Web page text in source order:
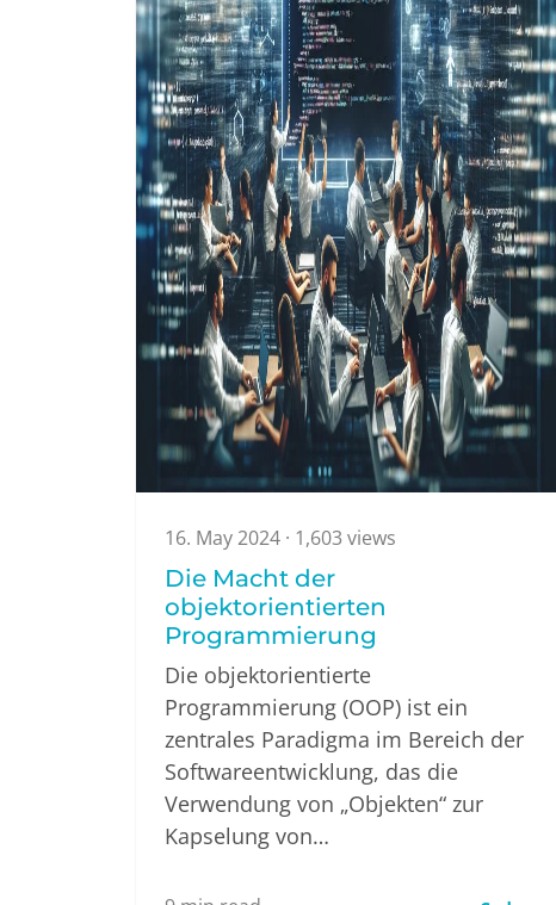
16. May 2024 · 1,603 views
Die Macht der
objektorientierten
Programmierung
Die objektorientierte
Programmierung (OOP) ist ein
zentrales Paradigma im Bereich der
Softwareentwicklung, das die
Verwendung von „Objekten“ zur
Kapselung von…